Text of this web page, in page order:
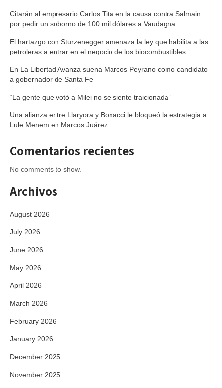
Citarán al empresario Carlos Tita en la causa contra Salmain
por pedir un soborno de 100 mil dólares a Vaudagna
El hartazgo con Sturzenegger amenaza la ley que habilita a las
petroleras a entrar en el negocio de los biocombustibles
En La Libertad Avanza suena Marcos Peyrano como candidato
a gobernador de Santa Fe
“La gente que votó a Milei no se siente traicionada”
Una alianza entre Llaryora y Bonacci le bloqueó la estrategia a
Lule Menem en Marcos Juárez
Comentarios recientes
No comments to show.
Archivos
August 2026
July 2026
June 2026
May 2026
April 2026
March 2026
February 2026
January 2026
December 2025
November 2025